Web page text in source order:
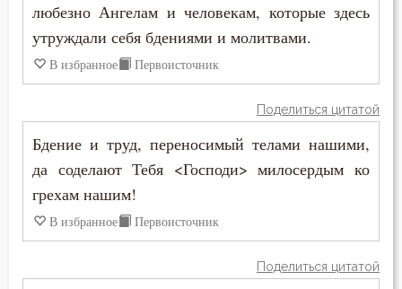
Монастырь
Монах
Мощи
Мужество
Мученичество
Феофилакт Болгарский
Филарет Московский (Дроздов)
Филофей Синайский
любезно Ангелам и человекам, которые здесь
утруждали себя бдениями и молитвами.
В избранное Первоисточник
Поделиться цитатой
Бдение и труд, переносимый телами нашими,
да соделают Тебя <Господи> милосердым ко
грехам нашим!
В избранное Первоисточник
Поделиться цитатой